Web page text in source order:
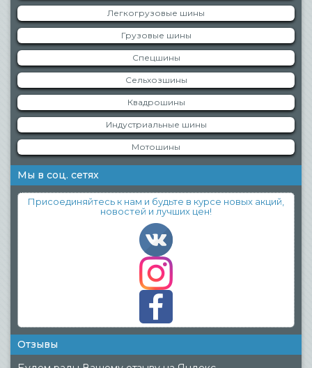
Легкогрузовые шины
Грузовые шины
Спецшины
Сельхозшины
Квадрошины
Индустриальные шины
Мотошины
Мы в соц. сетях
Присоединяйтесь к нам и будьте в курсе новых акций,
новостей и лучших цен!
Отзывы